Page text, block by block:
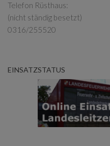
Telefon Rüsthaus:
(nicht ständig besetzt)
0316/255520
EINSATZSTATUS